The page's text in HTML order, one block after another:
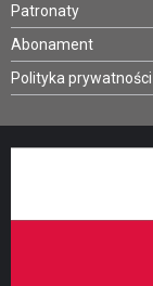
Patronaty
Abonament
Polityka prywatności